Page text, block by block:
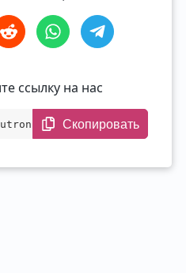
ссылку на нас
ru/gpu/nv
Скопировать